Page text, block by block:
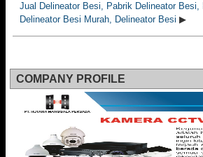
Jual Delineator Besi, Pabrik Delineator Besi,
Delineator Besi Murah, Delineator Besi ▶
COMPANY PROFILE